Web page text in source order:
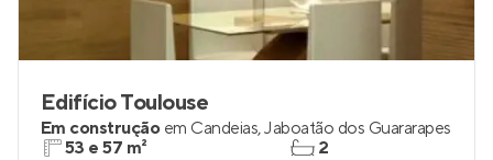
Edifício Toulouse
Em construção em Candeias,Jaboatão dos Guararapes
53 e 57 m²
2